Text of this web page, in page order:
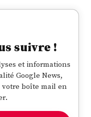
suivre !
et informations
Google News,
boîte mail en